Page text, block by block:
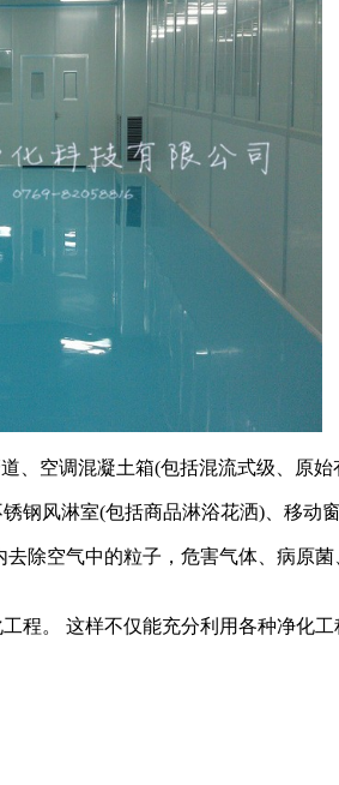
空调混凝土箱(包括混流式级、原始
风淋室(包括商品淋浴花洒)、移动窗
空气中的粒子，危害气体、病原
。 这样不仅能充分利用各种净化